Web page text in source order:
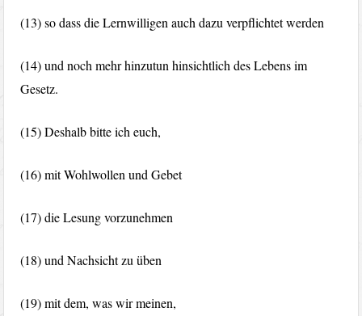
(13) so dass die Lernwilligen auch dazu verpflichtet werden
(14) und noch mehr hinzutun hinsichtlich des Lebens im
Gesetz.
(15) Deshalb bitte ich euch,
(16) mit Wohlwollen und Gebet
(17) die Lesung vorzunehmen
(18) und Nachsicht zu üben
(19) mit dem, was wir meinen,